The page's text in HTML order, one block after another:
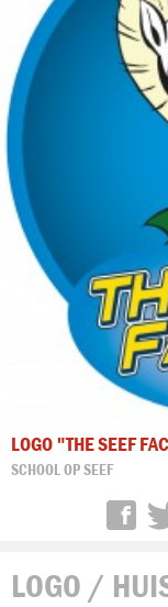
LOGO "THE SEEF
SCHOOL OP SEEF
LOGO /